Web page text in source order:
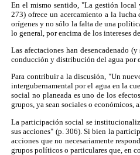
En el mismo sentido, "La gestión local
273) ofrece un acercamiento a la
orígenes y no sólo la falta de una
lo general, por encima de los intereses
Las afectaciones han desencadenado
conducción y distribución del agua por
Para contribuir a la discusión, "Un
intergubernamental por el agua en la
social no planeada es uno de los
grupos, ya sean sociales o económicos,
La participación social se
sus acciones" (p. 306). Si bien la
acciones que no necesariamente
grupos políticos o particulares que, en